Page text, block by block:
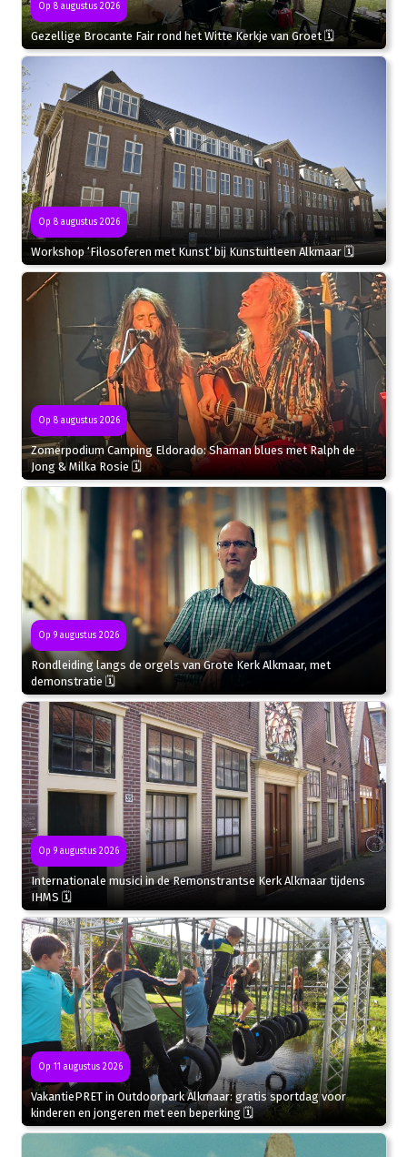
Op 8 augustus 2026
Gezellige Brocante Fair rond het Witte Kerkje van Groet 🗓
Op 8 augustus 2026
Workshop ‘Filosoferen met Kunst’ bij Kunstuitleen Alkmaar 🗓
Op 8 augustus 2026
Zomerpodium Camping Eldorado: Shaman blues met Ralph de
Jong & Milka Rosie 🗓
Op 9 augustus 2026
Rondleiding langs de orgels van Grote Kerk Alkmaar, met
demonstratie 🗓
Op 9 augustus 2026
Internationale musici in de Remonstrantse Kerk Alkmaar tijdens
IHMS 🗓
Op 11 augustus 2026
VakantiePRET in Outdoorpark Alkmaar: gratis sportdag voor
kinderen en jongeren met een beperking 🗓